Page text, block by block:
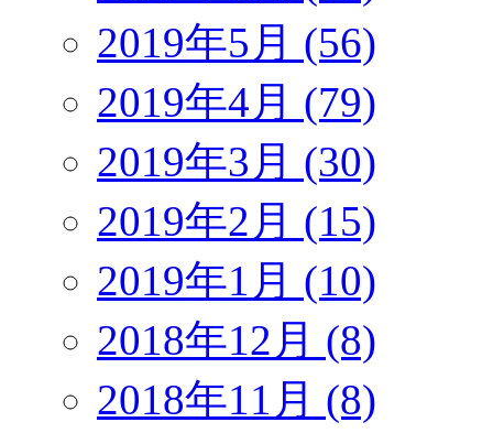
2019年5月 (56)
2019年4月 (79)
2019年3月 (30)
2019年2月 (15)
2019年1月 (10)
2018年12月 (8)
2018年11月 (8)